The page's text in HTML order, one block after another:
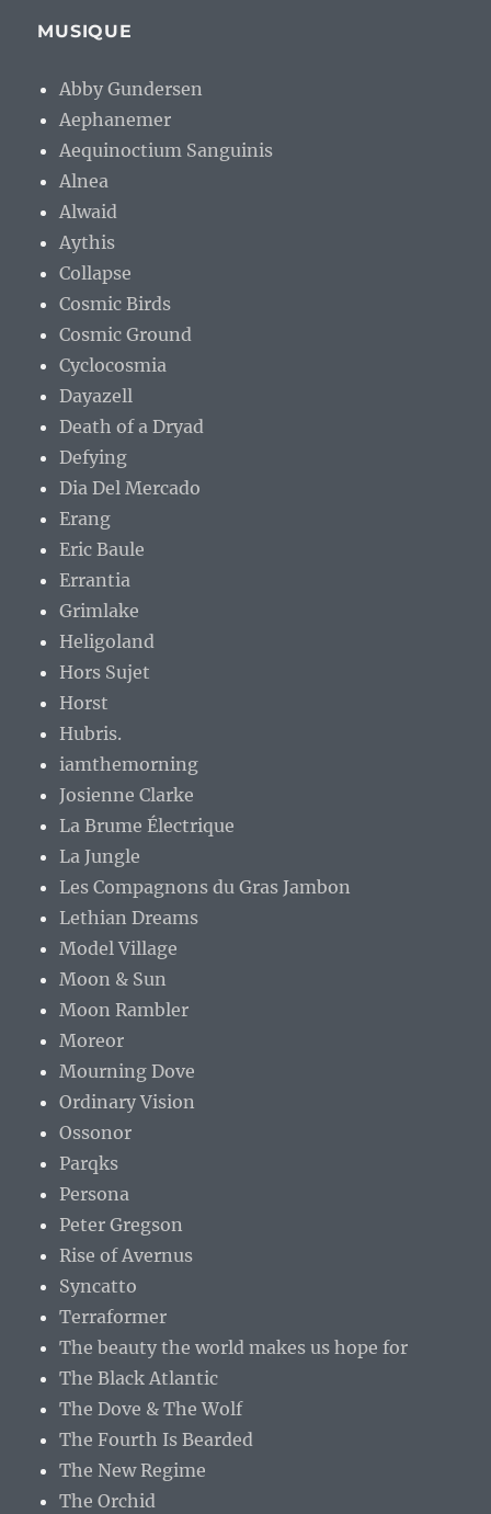
MUSIQUE
Abby Gundersen
Aephanemer
Aequinoctium Sanguinis
Alnea
Alwaid
Aythis
Collapse
Cosmic Birds
Cosmic Ground
Cyclocosmia
Dayazell
Death of a Dryad
Defying
Dia Del Mercado
Erang
Eric Baule
Errantia
Grimlake
Heligoland
Hors Sujet
Horst
Hubris.
iamthemorning
Josienne Clarke
La Brume Électrique
La Jungle
Les Compagnons du Gras Jambon
Lethian Dreams
Model Village
Moon & Sun
Moon Rambler
Moreor
Mourning Dove
Ordinary Vision
Ossonor
Parqks
Persona
Peter Gregson
Rise of Avernus
Syncatto
Terraformer
The beauty the world makes us hope for
The Black Atlantic
The Dove & The Wolf
The Fourth Is Bearded
The New Regime
The Orchid